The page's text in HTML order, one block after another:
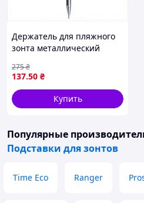
Держатель для пляжного
зонта металлический
фиксации в песке и грунте
21 см 300 г
137.50 ₴
275₴
Купить
Популярные
Подставки для зонтов
Time Eco Ranger